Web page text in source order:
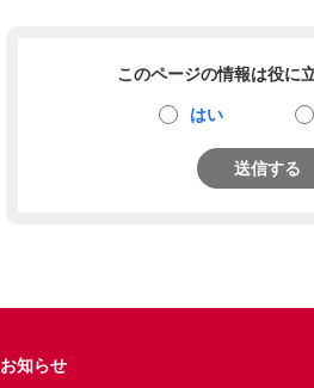
このページの情報は役に
はい
送信する
お知らせ